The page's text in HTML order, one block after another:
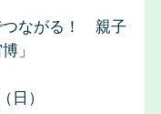
つながる！ 親子
」
日）